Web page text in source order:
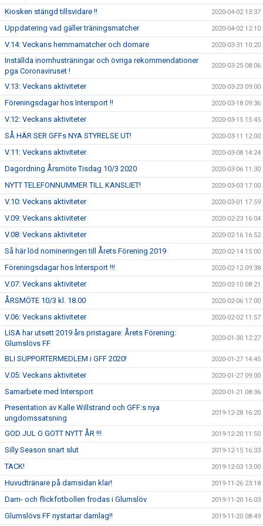
Kiosken stängd tillsvidare !! 2020-04-02 13:37
Uppdatering vad gäller träningsmatcher 2020-04-02 12:10
V.14: Veckans hemmamatcher och domare 2020-03-31 10:20
Inställda inomhusträningar och övriga rekommendationer
pga Coronaviruset !
2020-03-25 08:06
V.13: Veckans aktiviteter 2020-03-23 09:00
Föreningsdagar hos Intersport !! 2020-03-18 09:36
V.12: Veckans aktiviteter 2020-03-15 15:45
SÅ HÄR SER GFFs NYA STYRELSE UT! 2020-03-11 12:00
V.11: Veckans aktiviteter 2020-03-08 14:24
Dagordning Årsmöte Tisdag 10/3 2020 2020-03-06 11:30
NYTT TELEFONNUMMER TILL KANSLIET! 2020-03-03 17:00
V.10: Veckans aktiviteter 2020-03-01 17:59
V.09: Veckans aktiviteter 2020-02-23 16:04
V.08: Veckans aktiviteter 2020-02-16 16:52
Så här löd nomineringen till Årets Förening 2019 2020-02-14 15:00
Föreningsdagar hos Intersport !!! 2020-02-12 09:38
V.07: Veckans aktiviteter 2020-02-10 08:21
ÅRSMÖTE 10/3 kl. 18.00 2020-02-06 17:00
V.06: Veckans aktiviteter 2020-02-02 11:57
LISA har utsett 2019 års pristagare: Årets Förening:
Glumslövs FF
2020-01-30 12:27
BLI SUPPORTERMEDLEM i GFF 2020! 2020-01-27 14:45
V.05: Veckans aktiviteter 2020-01-27 09:00
Samarbete med Intersport 2020-01-21 08:36
Presentation av Kalle Willstrand och GFF:s nya
ungdomssatsning
2019-12-28 16:20
GOD JUL O GOTT NYTT ÅR !!! 2019-12-20 11:50
Silly Season snart slut 2019-12-15 16:33
TACK! 2019-12-03 13:00
Huvudtränare på damsidan klar! 2019-11-26 23:18
Dam- och flickfotbollen frodas i Glumslöv 2019-11-20 16:03
Glumslövs FF nystartar damlag!! 2019-11-20 08:49